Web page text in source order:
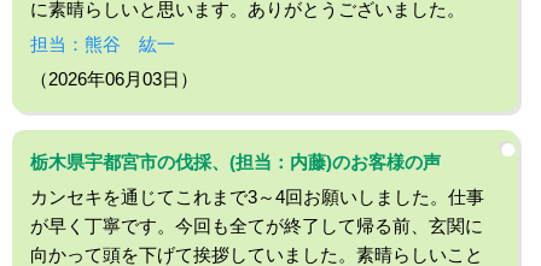
に素晴らしいと思います。ありがとうございました。
担当：熊谷 紘一
（2026年06月03日）
栃木県宇都宮市の伐採、(担当：内藤)のお客様の声
カンセキを通じてこれまで3～4回お願いしました。仕事
が早く丁寧です。今回も全てが終了して帰る前、玄関に
向かって頭を下げて挨拶していました。素晴らしいこと